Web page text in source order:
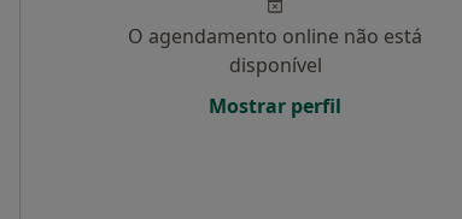
O agendamento online não está
disponível
Mostrar perfil